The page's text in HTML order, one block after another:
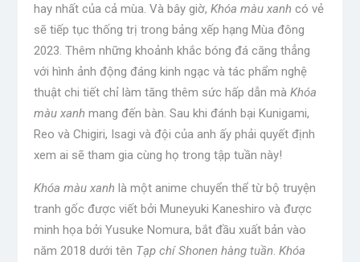
hay nhất của cả mùa. Và bây giờ, Khóa màu xanh có vẻ
sẽ tiếp tục thống trị trong bảng xếp hạng Mùa đông
2023. Thêm những khoảnh khắc bóng đá căng thẳng
với hình ảnh động đáng kinh ngạc và tác phẩm nghệ
thuật chi tiết chỉ làm tăng thêm sức hấp dẫn mà Khóa
màu xanh mang đến bàn. Sau khi đánh bại Kunigami,
Reo và Chigiri, Isagi và đội của anh ấy phải quyết định
xem ai sẽ tham gia cùng họ trong tập tuần này!
Khóa màu xanh là một anime chuyển thể từ bộ truyện
tranh gốc được viết bởi Muneyuki Kaneshiro và được
minh họa bởi Yusuke Nomura, bắt đầu xuất bản vào
năm 2018 dưới tên Tạp chí Shonen hàng tuần. Khóa